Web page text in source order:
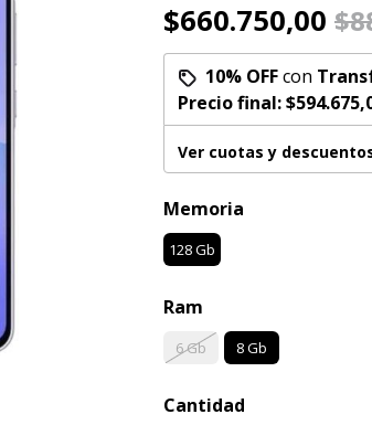
$660.750,00
10% OFFcon
Precio final:
Ver cuotas y
Memoria
128 Gb
Ram
6 Gb 8 Gb
Cantidad